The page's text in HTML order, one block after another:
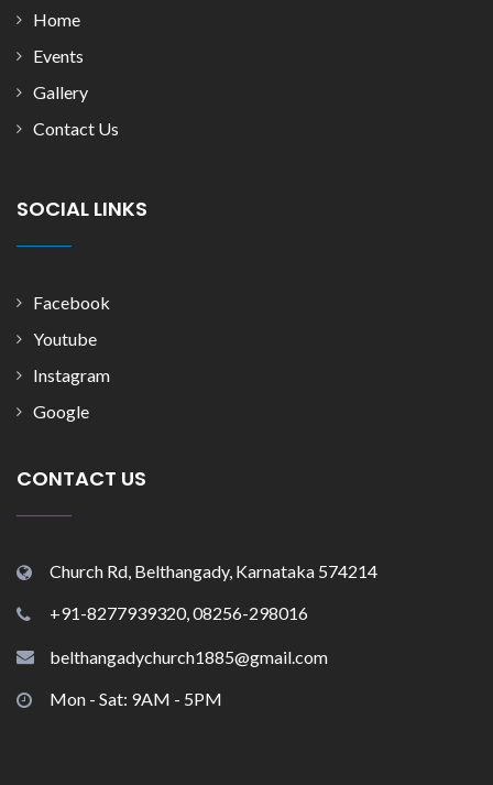
Home
Events
Gallery
Contact Us
SOCIAL LINKS
Facebook
Youtube
Instagram
Google
CONTACT US
Church Rd, Belthangady, Karnataka 574214
+91-8277939320, 08256-298016
belthangadychurch1885@gmail.com
Mon - Sat: 9AM - 5PM